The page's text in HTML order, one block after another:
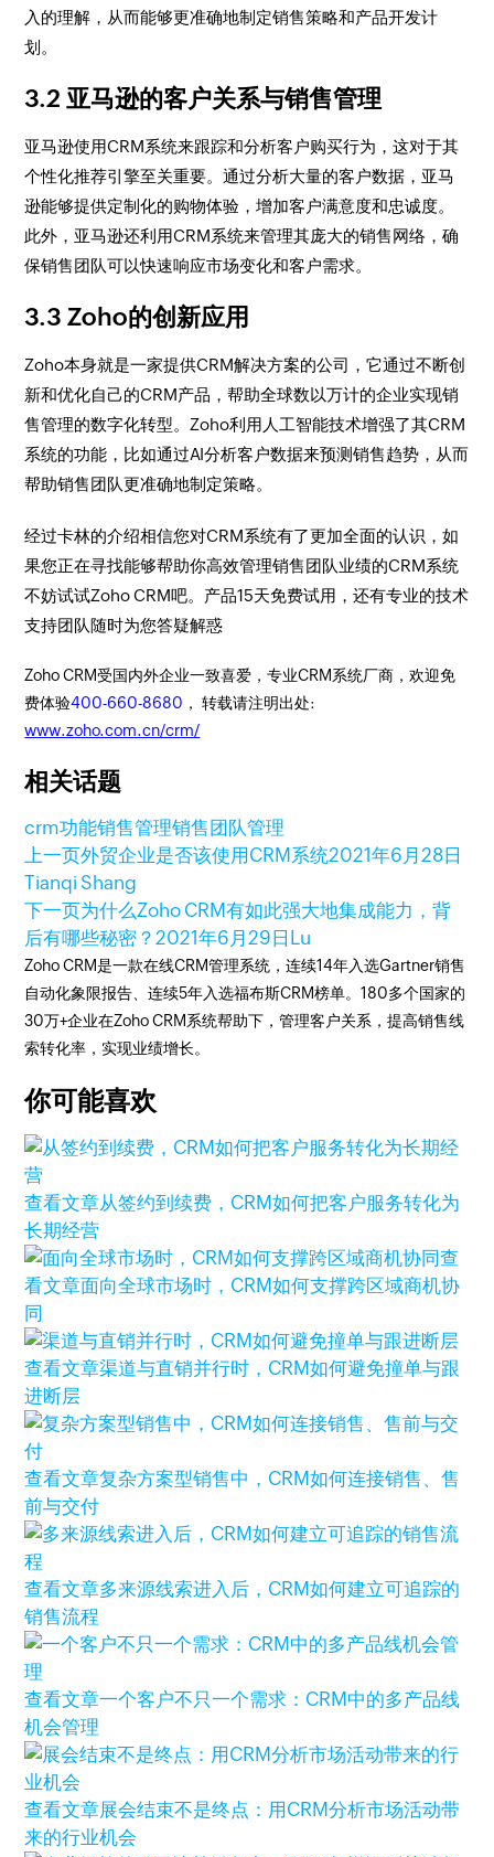
入的理解，从而能够更准确地制定销售策略和产品开发计
划。
3.2 亚马逊的客户关系与销售管理
亚马逊使用CRM系统来跟踪和分析客户购买行为，这对于其
个性化推荐引擎至关重要。通过分析大量的客户数据，亚马
逊能够提供定制化的购物体验，增加客户满意度和忠诚度。
此外，亚马逊还利用CRM系统来管理其庞大的销售网络，确
保销售团队可以快速响应市场变化和客户需求。
3.3 Zoho的创新应用
Zoho本身就是一家提供CRM解决方案的公司，它通过不断创
新和优化自己的CRM产品，帮助全球数以万计的企业实现销
售管理的数字化转型。Zoho利用人工智能技术增强了其CRM
系统的功能，比如通过AI分析客户数据来预测销售趋势，从而
帮助销售团队更准确地制定策略。
经过卡林的介绍相信您对CRM系统有了更加全面的认识，如
果您正在寻找能够帮助你高效管理销售团队业绩的CRM系统
不妨试试Zoho CRM吧。产品15天免费试用，还有专业的技术
支持团队随时为您答疑解惑
Zoho CRM受国内外企业一致喜爱，专业CRM系统厂商，欢迎免
费体验400-660-8680 ， 转载请注明出处:
www.zoho.com.cn/crm/
相关话题
crm功能销售管理销售团队管理
上一页外贸企业是否该使用CRM系统2021年6月28日
Tianqi Shang
下一页为什么Zoho CRM有如此强大地集成能力，背
后有哪些秘密？2021年6月29日 Lu
Zoho CRM是一款在线CRM管理系统，连续14年入选Gartner销售
自动化象限报告、连续5年入选福布斯CRM榜单。180多个国家的
30万+企业在Zoho CRM系统帮助下，管理客户关系，提高销售线
索转化率，实现业绩增长。
你可能喜欢
查看文章从签约到续费，CRM如何把客户服务转化为
长期经营
查
看文章面向全球市场时，CRM如何支撑跨区域商机协
同
查看文章渠道与直销并行时，CRM如何避免撞单与跟
进断层
查看文章复杂方案型销售中，CRM如何连接销售、售
前与交付
查看文章多来源线索进入后，CRM如何建立可追踪的
销售流程
查看文章一个客户不只一个需求：CRM中的多产品线
机会管理
查看文章展会结束不是终点：用CRM分析市场活动带
来的行业机会